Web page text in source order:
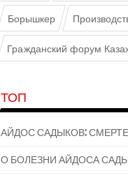
Борышкер
Гражданский форум
ТОП
АЙДОС САДЫКОВ:
О БОЛЕЗНИ АЙДОСА